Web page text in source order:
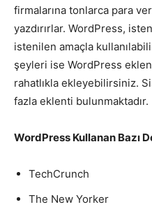
firmalarına tonlarca para
yazdırırlar. WordPress,
istenilen amaçla
şeyleri ise WordPress
rahatlıkla ekleyebilirsiniz.
fazla eklenti bulunmaktadır.
WordPress Kullanan Bazı
TechCrunch
The New Yorker